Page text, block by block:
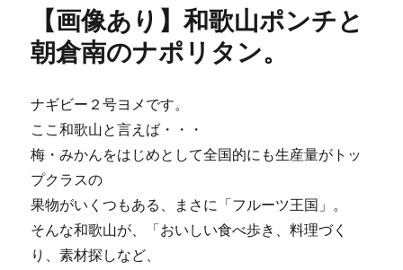
ー
お
す
す
ビ
ス
チ
♪
【画像あり】和歌山ポンチと
朝倉南のナポリタン。
ナギビー２号ヨメです。
ここ和歌山と言えば・・・
梅・みかんをはじめとして全国的にも生産量がトッ
プクラスの
果物がいくつもある、まさに「フルーツ王国」。
そんな和歌山が、「おいしい食べ歩き、料理づく
り、素材探しなど、